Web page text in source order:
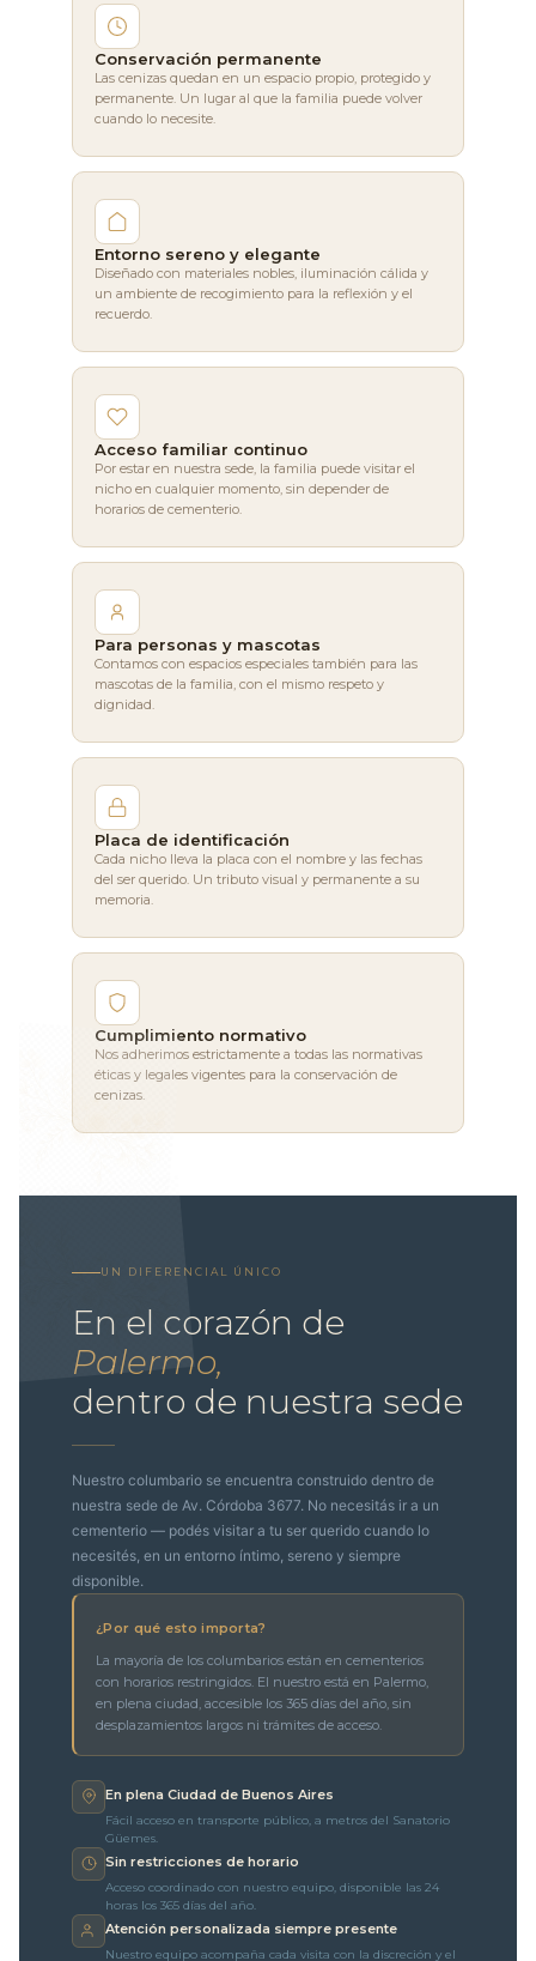
Conservación permanente
Las cenizas quedan en un espacio propio, protegido y
permanente. Un lugar al que la familia puede volver
cuando lo necesite.
Entorno sereno y elegante
Diseñado con materiales nobles, iluminación cálida y
un ambiente de recogimiento para la reflexión y el
recuerdo.
Acceso familiar continuo
Por estar en nuestra sede, la familia puede visitar el
nicho en cualquier momento, sin depender de
horarios de cementerio.
Para personas y mascotas
Contamos con espacios especiales también para las
mascotas de la familia, con el mismo respeto y
dignidad.
Placa de identificación
Cada nicho lleva la placa con el nombre y las fechas
del ser querido. Un tributo visual y permanente a su
memoria.
Cumplimiento normativo
Nos adherimos estrictamente a todas las normativas
éticas y legales vigentes para la conservación de
cenizas.
UN DIFERENCIAL ÚNICO
En el corazón de
Palermo,
dentro de nuestra sede
Nuestro columbario se encuentra construido dentro de
nuestra sede de Av. Córdoba 3677. No necesitás ir a un
cementerio — podés visitar a tu ser querido cuando lo
necesités, en un entorno íntimo, sereno y siempre
disponible.
¿Por qué esto importa?
La mayoría de los columbarios están en cementerios
con horarios restringidos. El nuestro está en Palermo,
en plena ciudad, accesible los 365 días del año, sin
desplazamientos largos ni trámites de acceso.
En plena Ciudad de Buenos Aires
Fácil acceso en transporte público, a metros del Sanatorio
Güemes.
Sin restricciones de horario
Acceso coordinado con nuestro equipo, disponible las 24
horas los 365 días del año.
Atención personalizada siempre presente
Nuestro equipo acompaña cada visita con la discreción y el